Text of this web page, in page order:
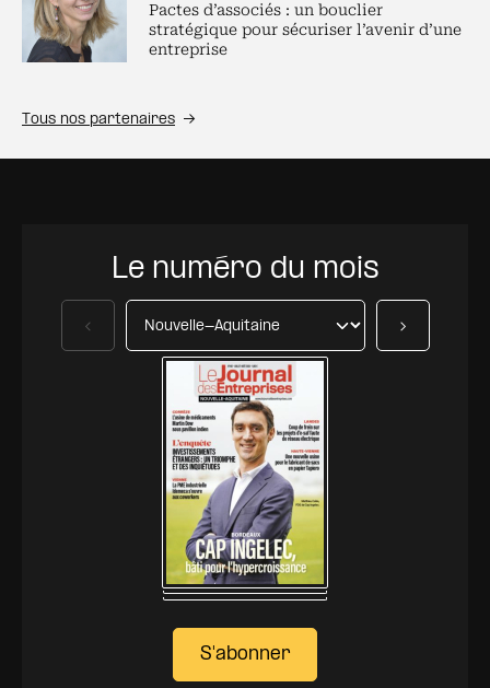
Pactes d’associés : un bouclier
stratégique pour sécuriser l’avenir d’une
entreprise
Tous nos partenaires
Le numéro du mois
S'abonner
Précédent Suivant